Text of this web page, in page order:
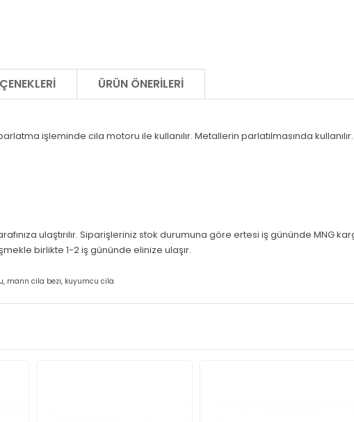
ÜRÜN ÖNERILERI
işleminde cila motoru ile kullanılır. Metallerin parlatılmasında kullanılır.
ulaştırılır. Siparişleriniz stok durumuna göre ertesi iş gününde MNG
birlikte 1-2 iş gününde elinize ulaşır.
mann cila bezi, kuyumcu cila